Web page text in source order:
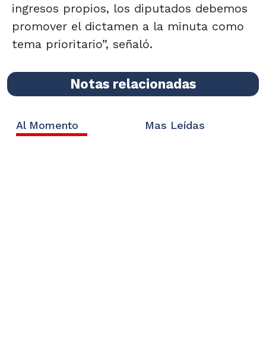
ingresos propios, los diputados debemos
promover el dictamen a la minuta como
tema prioritario”, señaló.
Notas relacionadas
Al Momento Mas Leídas